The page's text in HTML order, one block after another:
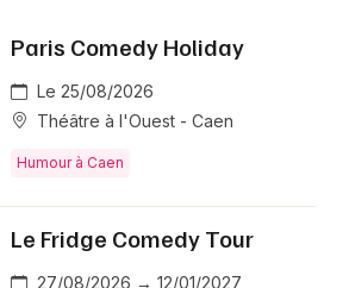
Paris Comedy Holiday
Le 25/08/2026
Théâtre à l'Ouest - Caen
Humour à Caen
Le Fridge Comedy Tour
27/08/2026 → 12/01/2027